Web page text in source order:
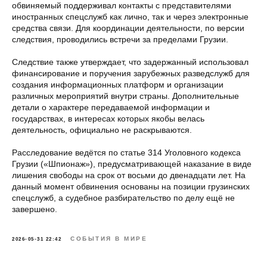
обвиняемый поддерживал контакты с представителями
иностранных спецслужб как лично, так и через электронные
средства связи. Для координации деятельности, по версии
следствия, проводились встречи за пределами Грузии.
Следствие также утверждает, что задержанный использовал
финансирование и поручения зарубежных разведслужб для
создания информационных платформ и организации
различных мероприятий внутри страны. Дополнительные
детали о характере передаваемой информации и
государствах, в интересах которых якобы велась
деятельность, официально не раскрываются.
Расследование ведётся по статье 314 Уголовного кодекса
Грузии («Шпионаж»), предусматривающей наказание в виде
лишения свободы на срок от восьми до двенадцати лет. На
данный момент обвинения основаны на позиции грузинских
спецслужб, а судебное разбирательство по делу ещё не
завершено.
2026-05-31 22:42 СОБЫТИЯ В МИРЕ